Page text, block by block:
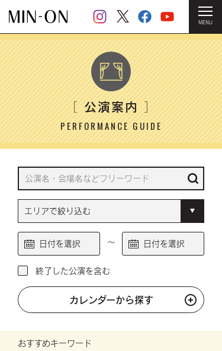
MENU
HOME ＞ 公演案内
［公演案内］
PERFORMANCE GUIDE
～
カレンダーから探す
終了した公演を含む
おすすめキーワード